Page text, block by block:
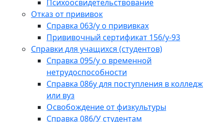
Психоосвидетельствование
Отказ от прививок
Справка 063/у о прививках
Прививочный сертификат 156/у-93
Справки для учащихся (студентов)
Справка 095/у о временной
нетрудоспособности
Справка 086у для поступления в колледж
или вуз
Освобождение от физкультуры
Справка 086/У студентам